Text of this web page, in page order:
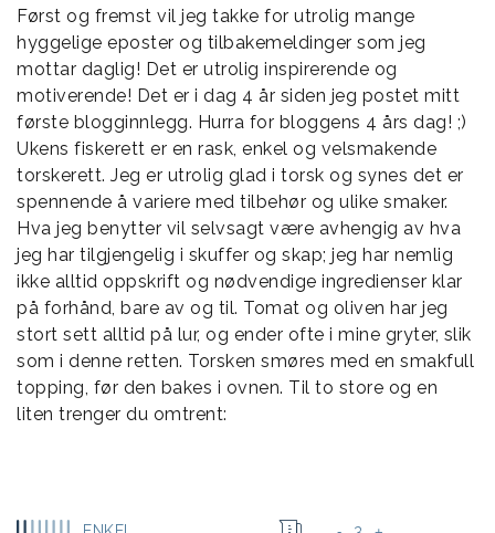
Først og fremst vil jeg takke for utrolig mange
hyggelige eposter og tilbakemeldinger som jeg
mottar daglig! Det er utrolig inspirerende og
motiverende! Det er i dag 4 år siden jeg postet mitt
første blogginnlegg. Hurra for bloggens 4 års dag! ;)
Ukens fiskerett er en rask, enkel og velsmakende
torskerett. Jeg er utrolig glad i torsk og synes det er
spennende å variere med tilbehør og ulike smaker.
Hva jeg benytter vil selvsagt være avhengig av hva
jeg har tilgjengelig i skuffer og skap; jeg har nemlig
ikke alltid oppskrift og nødvendige ingredienser klar
på forhånd, bare av og til. Tomat og oliven har jeg
stort sett alltid på lur, og ender ofte i mine gryter, slik
som i denne retten. Torsken smøres med en smakfull
topping, før den bakes i ovnen. Til to store og en
liten trenger du omtrent: